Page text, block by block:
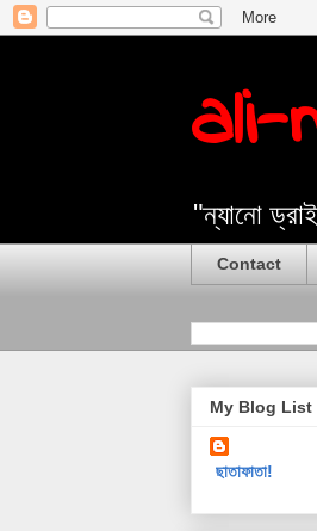
ali-
"ন্যানো
Contact
My Blog List
ছাতাফাতা!